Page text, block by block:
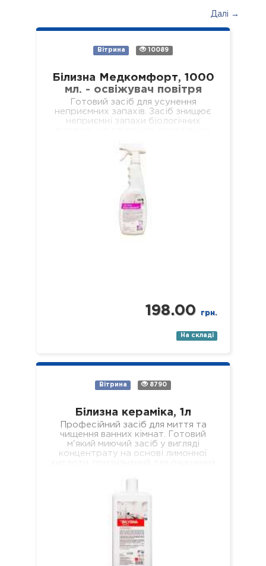
Далі →
Вітрина 10089
Білизна Медкомфорт, 1000
мл. - освіжувач повітря
Готовий засіб для усунення
неприємних запахів. Засіб знищює
неприємні запахи біологічних
навчальних та дошкільних закладах,
у місцях громадського харчування…
198.00 грн.
На складі
Вітрина 8790
Білизна кераміка, 1л
Професійний засіб для миття та
чищення ванних кімнат. Готовий
м'який миючий засіб у вигляді
концентрату на основі лимонної